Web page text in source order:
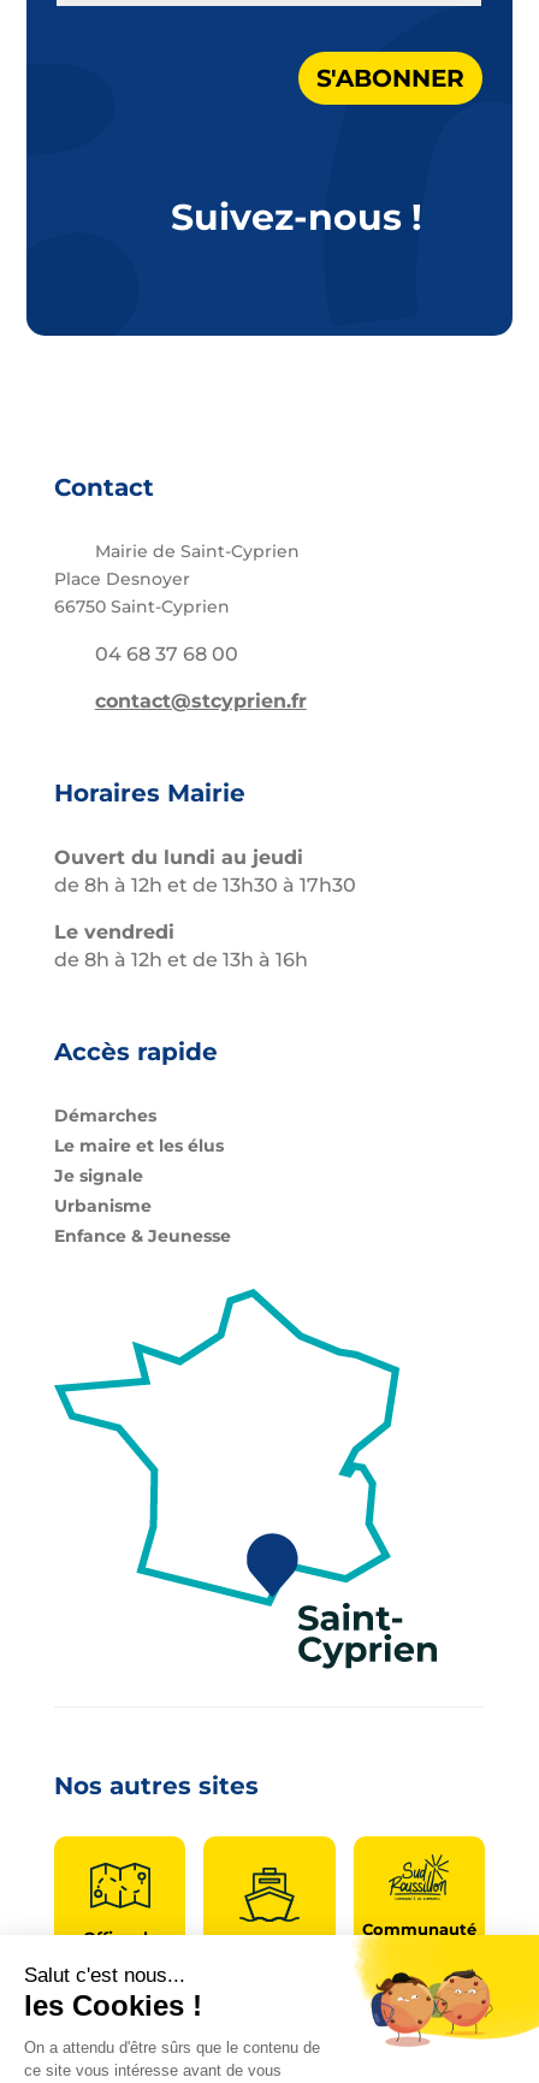
S'ABONNER
Suivez-nous !
Contact
Mairie de Saint-Cyprien
Place Desnoyer
66750 Saint-Cyprien
04 68 37 68 00
contact@stcyprien.fr
Horaires Mairie
Ouvert du lundi au jeudi
de 8h à 12h et de 13h30 à 17h30
Le vendredi
de 8h à 12h et de 13h à 16h
Accès rapide
Démarches
Le maire et les élus
Je signale
Urbanisme
Enfance & Jeunesse
Nos autres sites
Office de
Communauté